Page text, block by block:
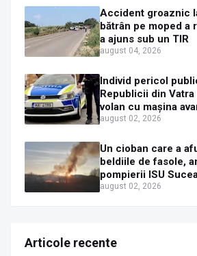
Accident groaznic
bătrân pe moped a
a ajuns sub un TIR
august 04, 2026
Individ pericol
Republicii din
volan cu mașina
în plină zi
august 02, 2026
Un cioban care a
beldiile de fasole,
pompierii ISU
august 02, 2026
Articole recente